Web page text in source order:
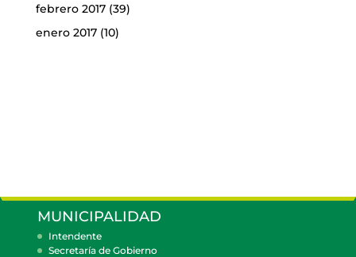
febrero 2017(39)
enero 2017(10)
MUNICIPALIDAD
Intendente
Secretaría de Gobierno